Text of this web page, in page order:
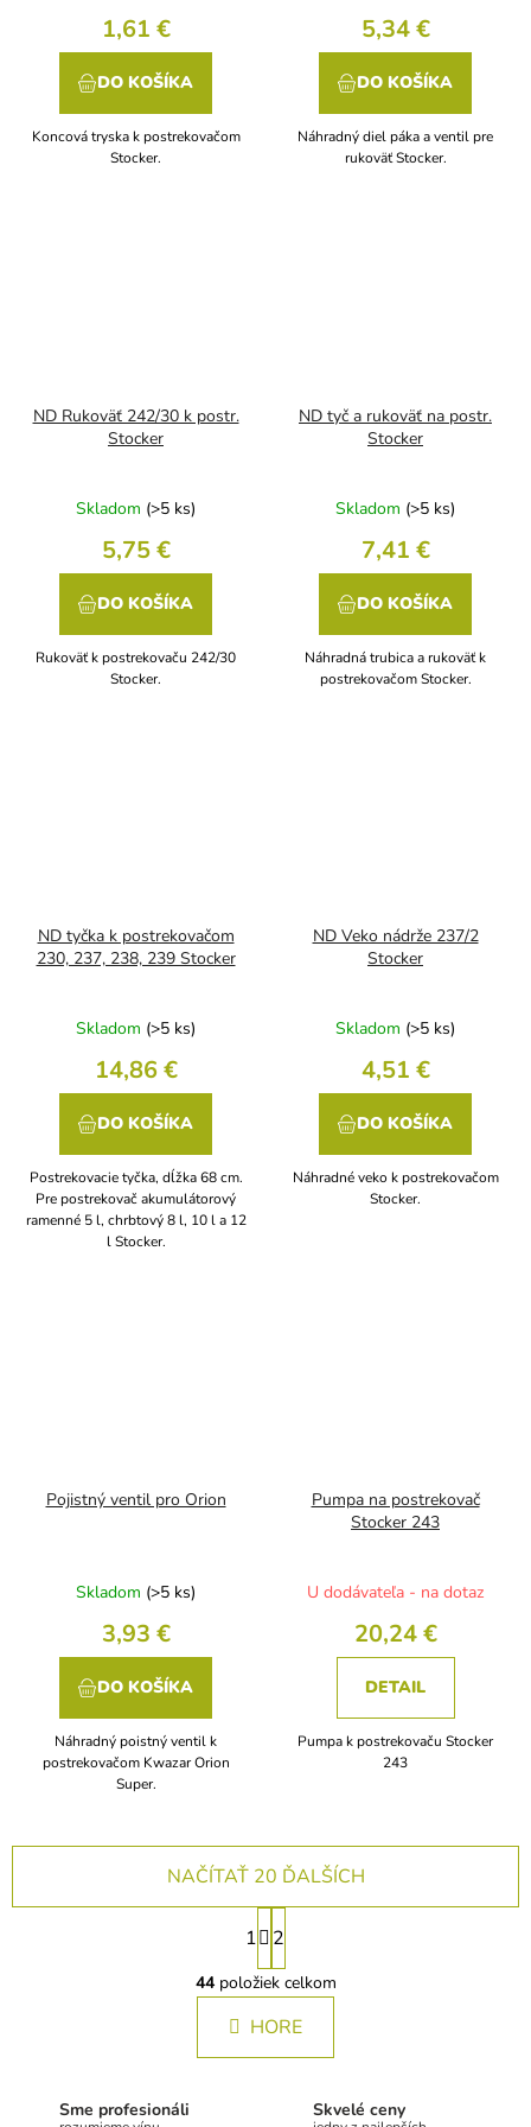
1,61 €
DO KOŠÍKA
Koncová tryska k postrekovačom
Stocker.
5,34 €
DO KOŠÍKA
Náhradný diel páka a ventil pre
rukoväť Stocker.
ND Rukoväť 242/30 k postr.
Stocker
Skladom (>5 ks)
5,75 €
DO KOŠÍKA
Rukoväť k postrekovaču 242/30
Stocker.
ND tyč a rukoväť na postr.
Stocker
Skladom (>5 ks)
7,41 €
DO KOŠÍKA
Náhradná trubica a rukoväť k
postrekovačom Stocker.
ND tyčka k postrekovačom
230, 237, 238, 239 Stocker
Skladom (>5 ks)
14,86 €
DO KOŠÍKA
Postrekovacie tyčka, dĺžka 68 cm.
Pre postrekovač akumulátorový
ramenné 5 l, chrbtový 8 l, 10 l a 12
l Stocker.
ND Veko nádrže 237/2
Stocker
Skladom (>5 ks)
4,51 €
DO KOŠÍKA
Náhradné veko k postrekovačom
Stocker.
Pojistný ventil pro Orion
Skladom (>5 ks)
3,93 €
DO KOŠÍKA
Náhradný poistný ventil k
postrekovačom Kwazar Orion
Super.
Pumpa na postrekovač
Stocker 243
U dodávateľa - na dotaz
20,24 €
DETAIL
Pumpa k postrekovaču Stocker
243
O
v
l
á
d
NAČÍTAŤ 20 ĎALŠÍCH
S
t
r
á
n
k
1 2
44položiek celkom
HORE
Sme profesionáli Skvelé ceny